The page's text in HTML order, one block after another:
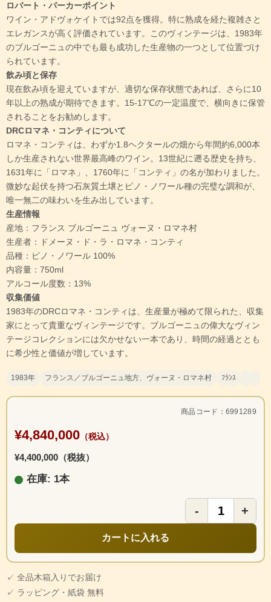
ロバート・パーカーポイント
ワイン・アドヴォケイトでは92点を獲得。特に熟成を経た複雑さと
エレガンスが高く評価されています。このヴィンテージは、1983年
のブルゴーニュの中でも最も成功した生産物の一つとして位置づけ
られています。
飲み頃と保存
現在飲み頃を迎えていますが、適切な保存状態であれば、さらに10
年以上の熟成が期待できます。15-17℃の一定温度で、横向きに保管
されることをお勧めします。
DRCロマネ・コンティについて
ロマネ・コンティは、わずか1.8ヘクタールの畑から年間約6,000本
しか生産されない世界最高峰のワイン。13世紀に遡る歴史を持ち、
1631年に「ロマネ」、1760年に「コンティ」の名が加わりました。
微妙な起伏を持つ石灰質土壌とピノ・ノワール種の完璧な調和が、
唯一無二の味わいを生み出しています。
生産情報
産地：フランス ブルゴーニュ ヴォーヌ・ロマネ村
生産者：ドメーヌ・ド・ラ・ロマネ・コンティ
品種：ピノ・ノワール 100%
内容量：750ml
アルコール度数：13%
収集価値
1983年のDRCロマネ・コンティは、生産量が極めて限られた、収集
家にとって貴重なヴィンテージです。ブルゴーニュの偉大なヴィン
テージコレクションには欠かせない一本であり、時間の経過ととも
に希少性と価値が増しています。
1983年 フランス／ブルゴーニュ地方、ヴォーヌ・ロマネ村 ﾌﾗﾝｽ
商品コード：6991289
¥4,840,000 （税込）
¥4,400,000（税抜）
在庫: 1本
- +
カートに入れる
✓ 全品木箱入りでお届け
✓ ラッピング・紙袋 無料